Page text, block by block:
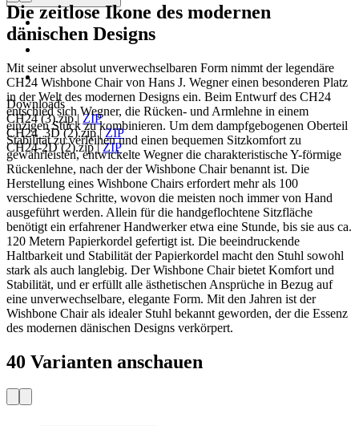
Downloads
CH24 (3).zip| ZIP
CH24_3D (2).zip|ZIP
CH24-2D (2).zip|ZIP
Die zeitlose Ikone des modernen
dänischen Designs
Mit seiner absolut unverwechselbaren Form nimmt der legendäre
CH24 Wishbone Chair von Hans J. Wegner einen besonderen Platz
in der Welt des modernen Designs ein. Beim Entwurf des CH24
entschied sich Wegner, die Rücken- und Armlehne in einem
einzigen Stück zu kombinieren. Um dem dampfgebogenen Oberteil
Stabilität zu verleihen und einen bequemen Sitzkomfort zu
gewährleisten, entwickelte Wegner die charakteristische Y-förmige
Rückenlehne, nach der der Wishbone Chair benannt ist. Die
Herstellung eines Wishbone Chairs erfordert mehr als 100
verschiedene Schritte, wovon die meisten noch immer von Hand
ausgeführt werden. Allein für die handgeflochtene Sitzfläche
benötigt ein erfahrener Handwerker etwa eine Stunde, bis sie aus ca.
120 Metern Papierkordel gefertigt ist. Die beeindruckende
Haltbarkeit und Stabilität der Papierkordel macht den Stuhl sowohl
stark als auch langlebig. Der Wishbone Chair bietet Komfort und
Stabilität, und er erfüllt alle ästhetischen Ansprüche in Bezug auf
eine unverwechselbare, elegante Form. Mit den Jahren ist der
Wishbone Chair als idealer Stuhl bekannt geworden, der die Essenz
des modernen dänischen Designs verkörpert.
40 Varianten anschauen